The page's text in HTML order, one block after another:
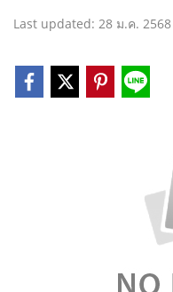
Last updated: 28 ม.ค. 2568